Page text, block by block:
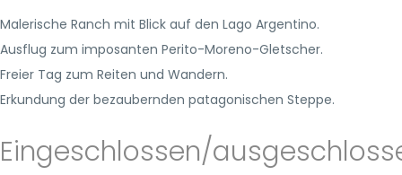
Malerische Ranch mit Blick auf den Lago Argentino.
Ausflug zum imposanten Perito-Moreno-Gletscher.
Freier Tag zum Reiten und Wandern.
Erkundung der bezaubernden patagonischen Steppe.
Eingeschlossen/